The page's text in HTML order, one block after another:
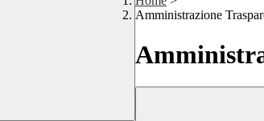
Amministrazione